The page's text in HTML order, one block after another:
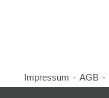
Impressum - AGB -